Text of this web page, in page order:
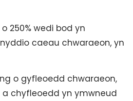
250% wedi bod yn
caeau chwaraeon, yn
o gyfleoedd chwaraeon,
chyfleoedd yn ymwneud